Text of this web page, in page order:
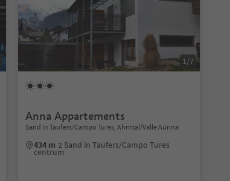
1/7
Anna Appartements
Sand in Taufers/Campo Tures, Ahrntal/Valle Aurina
434 m z Sand in Taufers/Campo Tures
centrum